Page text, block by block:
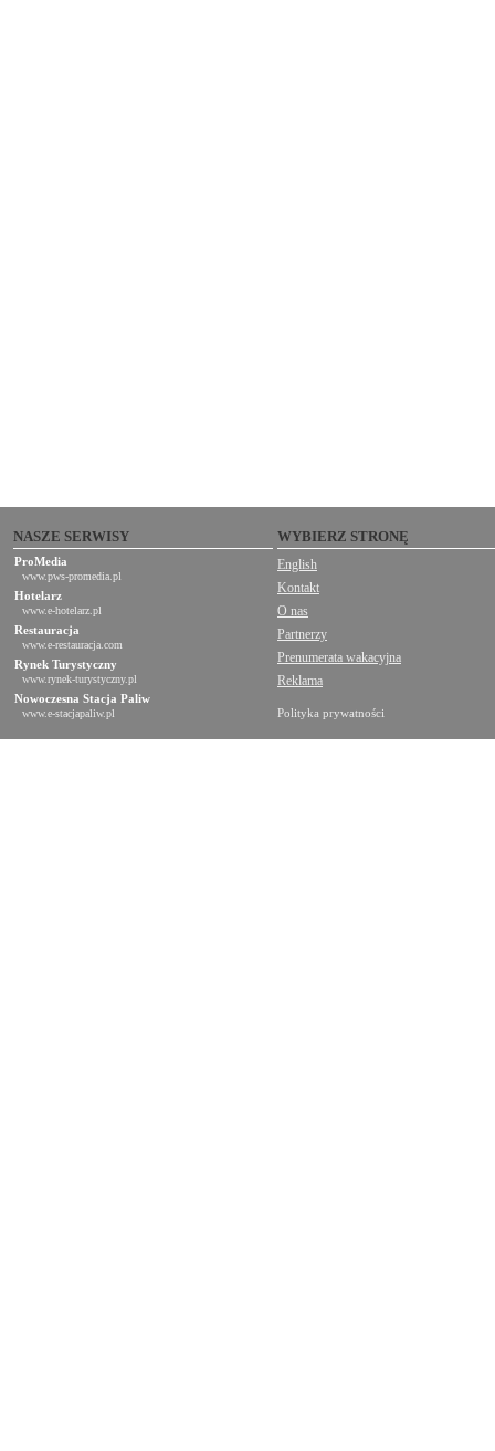
NASZE SERWISY
ProMedia
www.pws-promedia.pl
Hotelarz
www.e-hotelarz.pl
Restauracja
www.e-restauracja.com
Rynek Turystyczny
www.rynek-turystyczny.pl
Nowoczesna Stacja Paliw
www.e-stacjapaliw.pl
WYBIERZ STRONĘ
English
Kontakt
O nas
Partnerzy
Prenumerata wakacyjna
Reklama
Polityka prywatności